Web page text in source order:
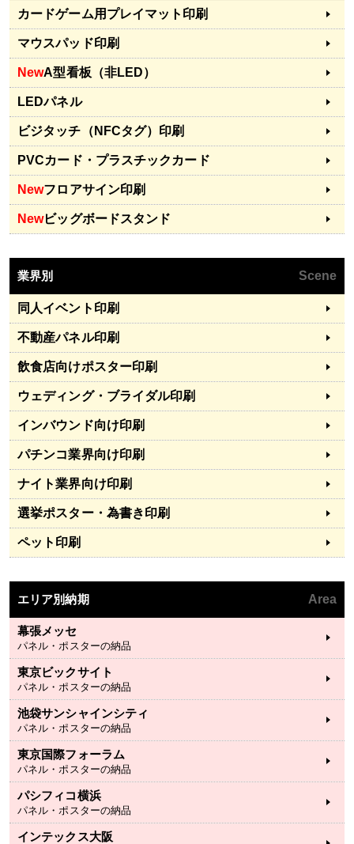
カードゲーム用プレイマット印刷
マウスパッド印刷
NewA型看板（非LED）
LEDパネル
ビジタッチ（NFCタグ）印刷
PVCカード・プラスチックカード
Newフロアサイン印刷
Newビッグボードスタンド
業界別 Scene
同人イベント印刷
不動産パネル印刷
飲食店向けポスター印刷
ウェディング・ブライダル印刷
インバウンド向け印刷
パチンコ業界向け印刷
ナイト業界向け印刷
選挙ポスター・為書き印刷
ペット印刷
エリア別納期 Area
幕張メッセ
パネル・ポスターの納品
東京ビックサイト
パネル・ポスターの納品
池袋サンシャインシティ
パネル・ポスターの納品
東京国際フォーラム
パネル・ポスターの納品
パシフィコ横浜
パネル・ポスターの納品
インテックス大阪